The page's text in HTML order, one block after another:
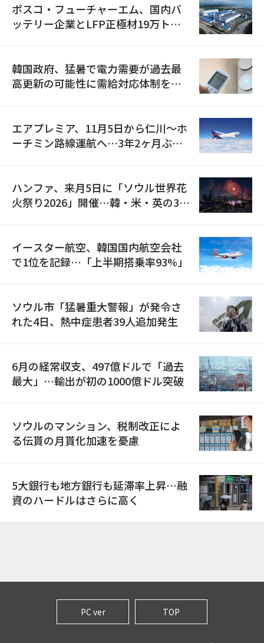
ポスコ・フューチャーエム、国内バ
ッテリー企業とLFP正極材19万トン
韓国政府、猛暑で電力需要が過去最
高更新の可能性に需給対応体制を点
エアプレミア、11月5日から仁川〜ホ
ーチミン路線運航へ…3年2ヶ月ぶり
ハンファ、来月5日に「ソウル世界花
火祭り2026」開催…韓・米・英の3カ
イースター航空、韓国国内航空会社
で1位を記録…「上半期搭乗率93%」
ソウル市「猛暑重大警報」が発令さ
れた4日、熱中症患者39人追加発生
6月の経常収支、497億ドルで「過去
最大」…輸出が初の1000億ドル突破
ソウルのマンション、税制改正によ
る伝貰の月貰化加速を憂慮
5大銀行も地方銀行も延滞率上昇…融
資のハードルはさらに高く
PC ver TOP